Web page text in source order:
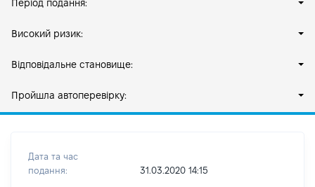
Період подання:
Високий ризик:
Відповідальне становище:
Пройшла автоперевірку:
Дата та час
подання:
31.03.2020 14:15